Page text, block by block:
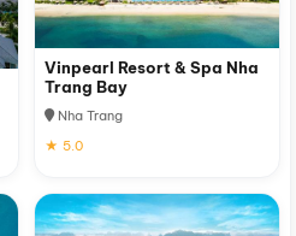
Vinpearl Resort & Spa Nha
Trang Bay
Nha Trang
★ 5.0